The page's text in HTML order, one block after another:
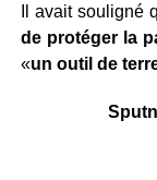
Il avait souligné
de protéger la
«un outil de